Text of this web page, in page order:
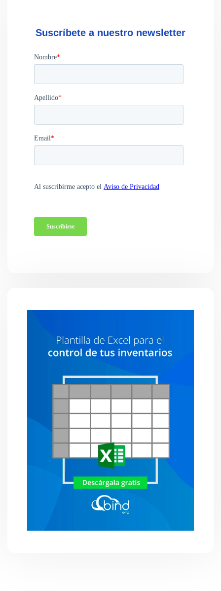
Suscríbete a nuestro newsletter